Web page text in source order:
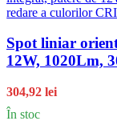
Spot liniar
12W, 1020Lm,
304,92 lei
În stoc